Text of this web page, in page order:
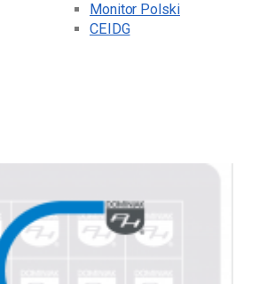
Monitor Polski
CEIDG